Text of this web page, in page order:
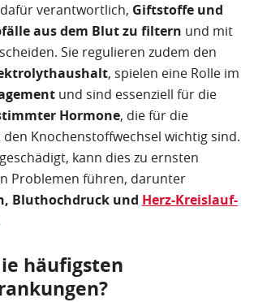
verantwortlich, Giftstoffe und
aus dem Blut zu filtern und mit
Sie regulieren zudem den
, spielen eine Rolle im
und sind essenziell für die
Hormone, die für die
Knochenstoffwechsel wichtig sind.
kann dies zu ernsten
Problemen führen, darunter
Bluthochdruck und Herz-Kreislauf-
häufigsten